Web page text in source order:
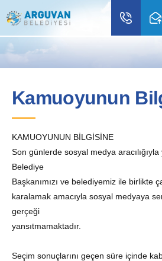
Kamuoyunun
KAMUOYUNUN BİLGİSİNE
Son günlerde sosyal medya aracılığıyla
Belediye
Başkanımızı ve belediyemiz ile birlikte
karalamak amacıyla sosyal medyaya
gerçeği
yansıtmamaktadır.
Seçim sonuçlarını geçen süre içinde